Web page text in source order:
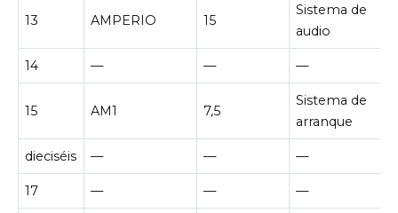
13 AMPERIO 15
Sistema de
audio
14 — — —
15 AM1 7,5
Sistema de
arranque
dieciséis — — —
17 — — —